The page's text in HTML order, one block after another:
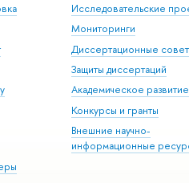
Исследовательские
Мониторинги
Диссертационные
Защиты диссертаций
Академическое развитие
Конкурсы и гранты
Внешние научно-
информационные